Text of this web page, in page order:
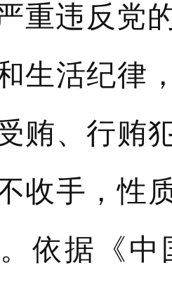
重违反党
生活纪律
贿、行贿
收手，性
依据《